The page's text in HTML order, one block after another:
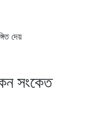
দেয়
সংকেত